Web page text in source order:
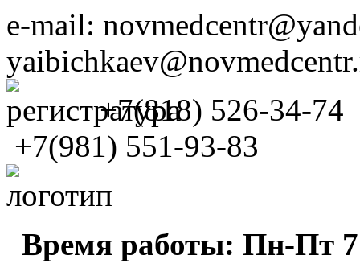
e-mail:
+7(818) 526-34-74
+7(981) 551-93-83
Время работы: Пн-